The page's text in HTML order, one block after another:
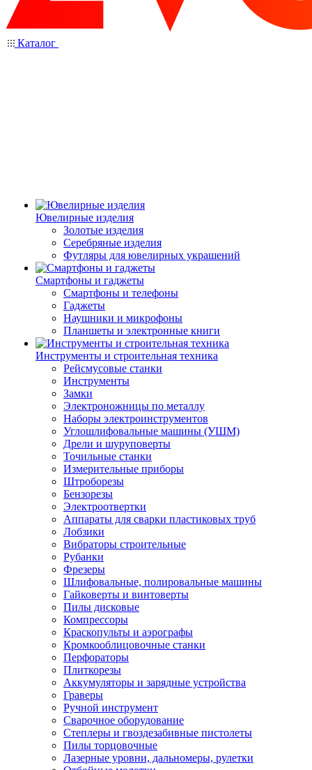
Каталог
Ювелирные изделия
Золотые изделия
Серебряные изделия
Футляры для ювелирных украшений
Смартфоны и гаджеты
Смартфоны и телефоны
Гаджеты
Наушники и микрофоны
Планшеты и электронные книги
Инструменты и строительная техника
Рейсмусовые станки
Инструменты
Замки
Электроножницы по металлу
Наборы электроинструментов
Углошлифовальные машины (УШМ)
Дрели и шуруповерты
Точильные станки
Измерительные приборы
Штроборезы
Бензорезы
Электроотвертки
Аппараты для сварки пластиковых труб
Лобзики
Вибраторы строительные
Рубанки
Фрезеры
Шлифовальные, полировальные машины
Гайковерты и винтоверты
Пилы дисковые
Компрессоры
Краскопульты и аэрографы
Кромкооблицовочные станки
Перфораторы
Плиткорезы
Аккумуляторы и зарядные устройства
Граверы
Ручной инструмент
Сварочное оборудование
Степлеры и гвоздезабивные пистолеты
Пилы торцовочные
Лазерные уровни, дальномеры, рулетки